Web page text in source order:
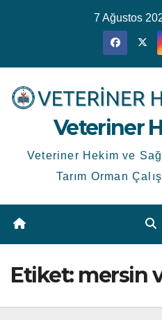
7 Ağustos
Veteriner
Veteriner Hekim ve
Tarım Orman
Etiket: mersin